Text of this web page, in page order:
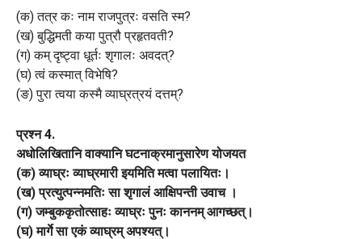
(क) तत्र कः नाम राजपुत्रः वसति स्म?
(ख) बुद्धिमती कया पुत्रौ प्रहृतवती?
(ग) कम् दृष्ट्वा धूर्तः शृगालः अवदत्?
(घ) त्वं कस्मात् विभेषि?
(ङ) पुरा त्वया कस्मै व्याघ्रत्रयं दत्तम्?
प्रश्न 4.
अधोलिखितानि वाक्यानि घटनाक्रमानुसारेण योजयत
(क) व्याघ्रः व्याघ्रमारी इयमिति मत्वा पलायितः।
(ख) प्रत्युत्पन्नमतिः सा शृगालं आक्षिपन्ती उवाच ।
(ग) जम्बुककृतोत्साहः व्याघ्रः पुनः काननम् आगच्छत्।
(घ) मार्गे सा एकं व्याघ्रम् अपश्यत्।